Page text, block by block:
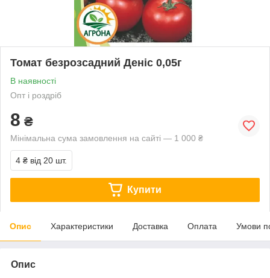
Томат безрозсадний Деніс 0,05г
В наявності
Опт і роздріб
8 ₴
Мінімальна сума замовлення на сайті — 1 000 ₴
4 ₴ від 20 шт.
Купити
Опис Характеристики Доставка Оплата Умови
Опис